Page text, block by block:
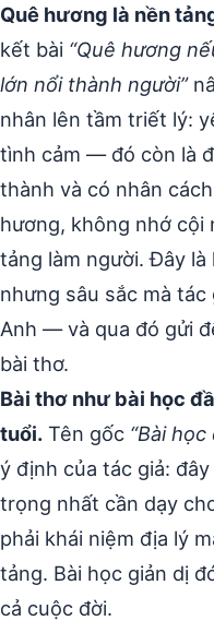
Quê hương là nền
kết bài “Quê hương
lớn nổi thành người”
nhân lên tầm triết lý:
tình cảm — đó còn là
thành và có nhân
hương, không nhớ cội
tảng làm người. Đây
nhưng sâu sắc mà
Anh — và qua đó gửi
bài thơ.
Bài thơ như bài học
tuổi. Tên gốc “Bài
ý định của tác giả:
trọng nhất cần dạy
phải khái niệm địa lý
tảng. Bài học giản dị
cả cuộc đời.